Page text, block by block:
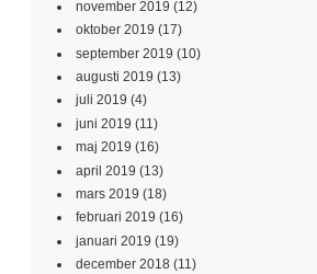
november 2019 (12)
oktober 2019 (17)
september 2019 (10)
augusti 2019 (13)
juli 2019 (4)
juni 2019 (11)
maj 2019 (16)
april 2019 (13)
mars 2019 (18)
februari 2019 (16)
januari 2019 (19)
december 2018 (11)